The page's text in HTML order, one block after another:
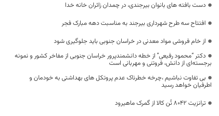
دست بافته های بانوان بیرجندی، در چمدان زائران خانه خدا
افتتاح سه طرح شهرداری بیرجند به مناسبت دهه مبارک فجر
از خام فروشی مواد معدنی در خراسان جنوبی باید جلوگیری شود
دکتر “محمود رفیعی” از خطه دانشمندپرور خراسان جنوبی از مفاخر کشور و نمونه
برجسته‌ای از دانش، فروتنی و مهربانی است
بی تفاوت نباشیم ،چرخه خطرناک عدم پروتکل های بهداشتی به خودمان و
اطرفیان خواهد رسید
ترانزیت 8042 تُن کالا از گمرک ماهیرود